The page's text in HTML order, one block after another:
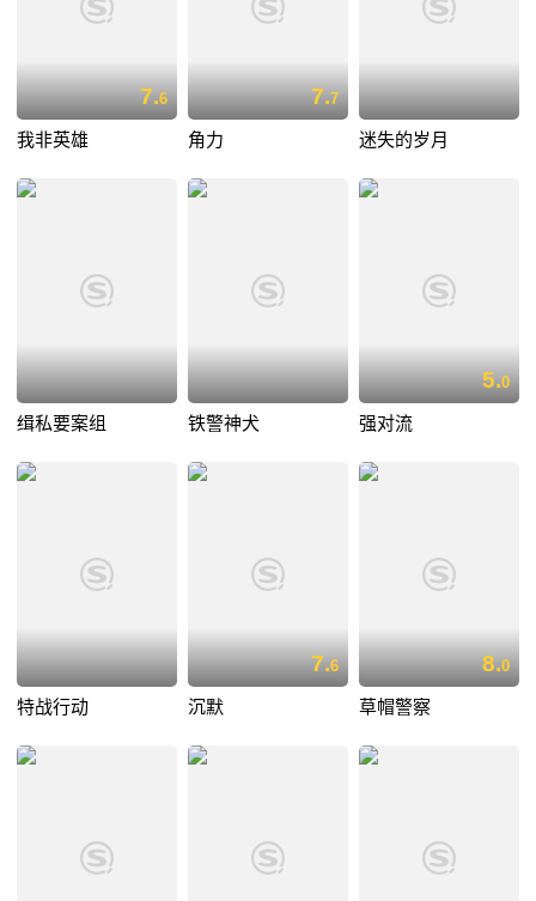
7.6
我非英雄
7.7
角力 迷失的岁月
缉私要案组 铁警神犬
5.0
强对流
特战行动
7.6
沉默
8.0
草帽警察